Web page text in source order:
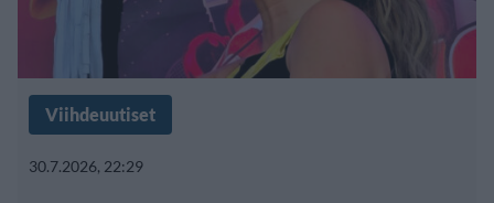
Viihdeuutiset
30.7.2026, 22:29